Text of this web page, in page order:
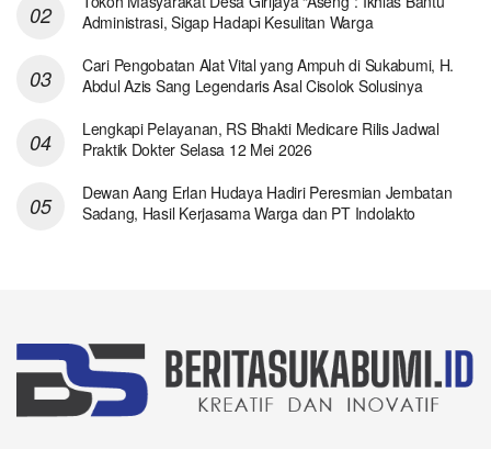
Administrasi, Sigap Hadapi Kesulitan Warga
Cari Pengobatan Alat Vital yang Ampuh di Sukabumi, H.
Abdul Azis Sang Legendaris Asal Cisolok Solusinya
Lengkapi Pelayanan, RS Bhakti Medicare Rilis Jadwal
Praktik Dokter Selasa 12 Mei 2026
Dewan Aang Erlan Hudaya Hadiri Peresmian Jembatan
Sadang, Hasil Kerjasama Warga dan PT Indolakto